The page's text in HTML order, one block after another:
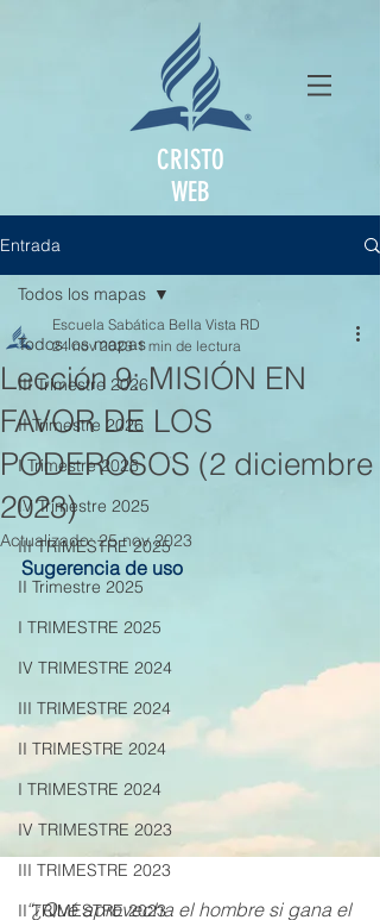
CRISTO
WEB
Entrada
Todos los mapas
III Trimestre 2026
II Trimestre 2026
I Trimestre 2026
IV Trimestre 2025
III TRIMESTRE 2025
II Trimestre 2025
I TRIMESTRE 2025
IV TRIMESTRE 2024
III TRIMESTRE 2024
II TRIMESTRE 2024
I TRIMESTRE 2024
IV TRIMESTRE 2023
III TRIMESTRE 2023
II TRIMESTRE 2023
Todos los mapas
Lección 9: MISIÓN EN
FAVOR DE LOS
PODEROSOS (2 diciembre
2023)
Escuela Sabática Bella Vista RD
24 nov 2023 1 min de lectura
Actualizado:25 nov 2023
Sugerencia de uso
“¿Qué aprovecha el hombre si gana el